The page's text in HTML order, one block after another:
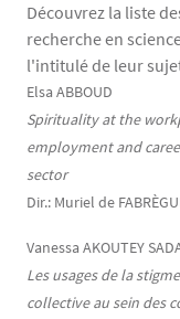
Découvrez la liste
recherche en
l'intitulé de leur
Contenu
Texte
Elsa ABBOUD
Spirituality at the
employment and
sector
Dir.: Muriel de
Vanessa AKOUTEY
Les usages de la
collective au sein des